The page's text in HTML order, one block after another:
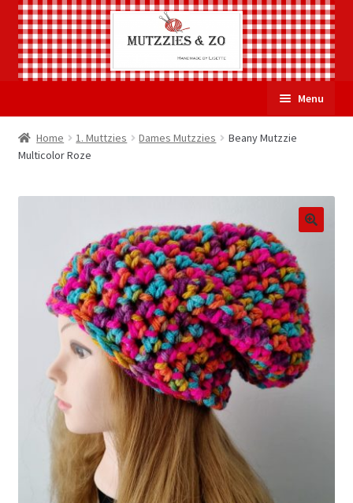
naar
navigatie
de
inhoud
Menu
Welkom
Mijn account
Winkelmand
Home 1. Muttzies Dames Mutzzies
Beany Mutzzie
Multicolor Roze